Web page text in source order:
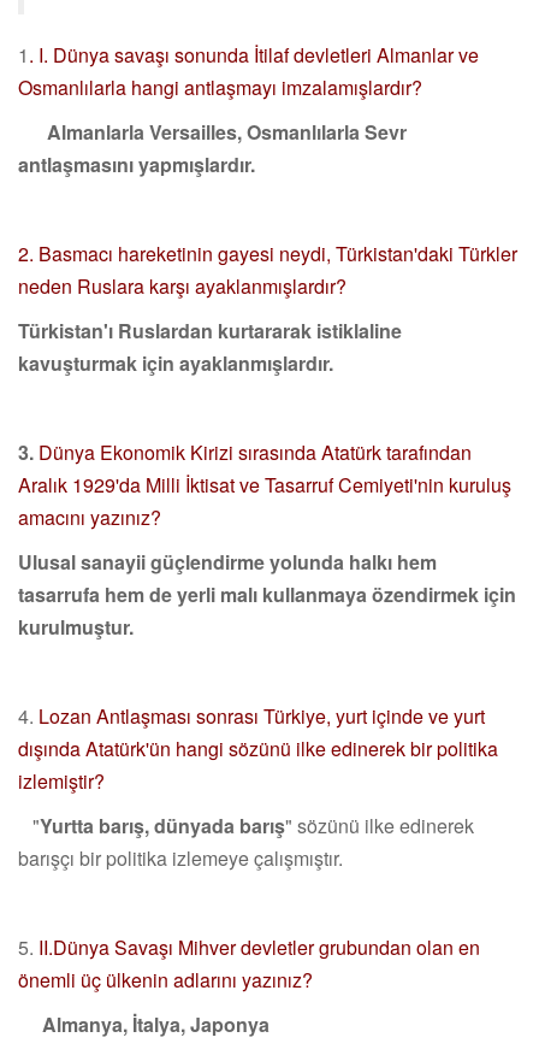
1. I. Dünya savaşı sonunda İtilaf devletleri Almanlar ve
Osmanlılarla hangi antlaşmayı imzalamışlardır?
Almanlarla Versailles, Osmanlılarla Sevr
antlaşmasını yapmışlardır.
2. Basmacı hareketinin gayesi neydi, Türkistan'daki Türkler
neden Ruslara karşı ayaklanmışlardır?
Türkistan'ı Ruslardan kurtararak istiklaline
kavuşturmak için ayaklanmışlardır.
3. Dünya Ekonomik Kirizi sırasında Atatürk tarafından
Aralık 1929'da Milli İktisat ve Tasarruf Cemiyeti'nin kuruluş
amacını yazınız?
Ulusal sanayii güçlendirme yolunda halkı hem
tasarrufa hem de yerli malı kullanmaya özendirmek için
kurulmuştur.
4. Lozan Antlaşması sonrası Türkiye, yurt içinde ve yurt
dışında Atatürk'ün hangi sözünü ilke edinerek bir politika
izlemiştir?
"Yurtta barış, dünyada barış" sözünü ilke edinerek
barışçı bir politika izlemeye çalışmıştır.
5. II.Dünya Savaşı Mihver devletler grubundan olan en
önemli üç ülkenin adlarını yazınız?
Almanya, İtalya, Japonya